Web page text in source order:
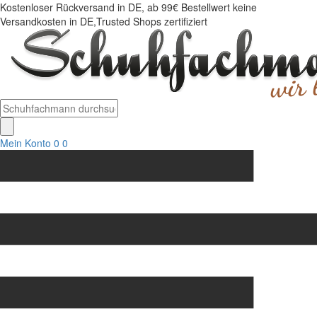
Kostenloser Rückversand in DE, ab 99€ Bestellwert keine
Versandkosten in DE,Trusted Shops zertifiziert
Mein Konto 0 0